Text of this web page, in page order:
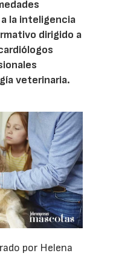
la inteligencia
dirigido a
veterinaria.
por Helena